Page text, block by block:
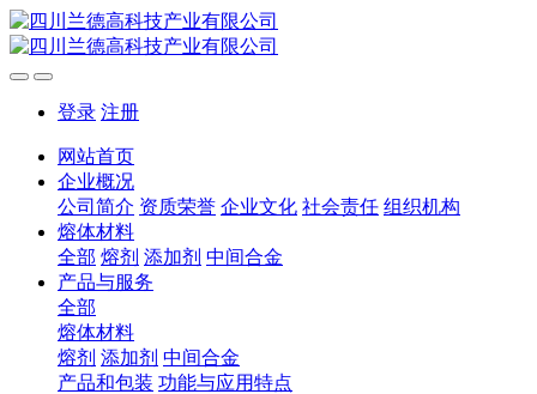
登录 注册
网站首页
企业概况
公司简介 资质荣誉 企业文化 社会责任 组织机构
熔体材料
全部 熔剂 添加剂 中间合金
产品与服务
全部
熔体材料
熔剂 添加剂 中间合金
产品和包装 功能与应用特点